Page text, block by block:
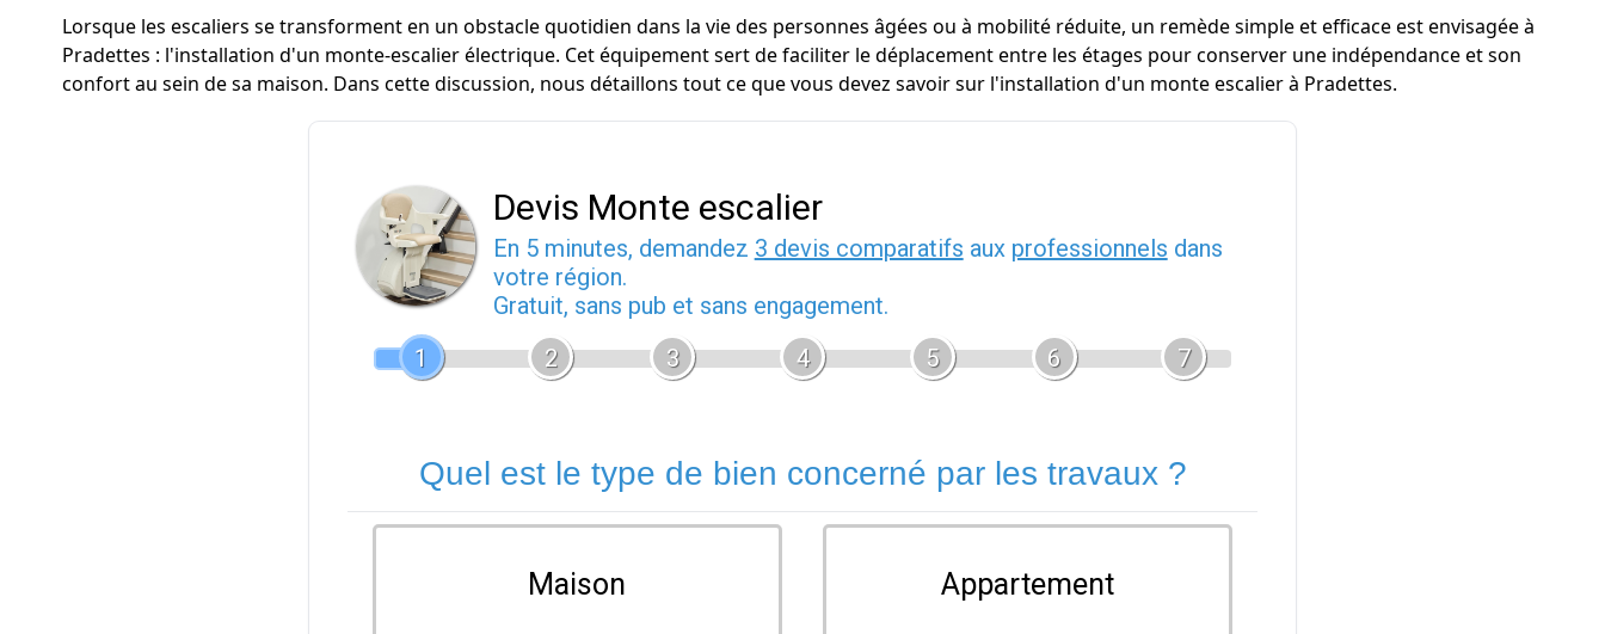
Lorsque les escaliers se transforment en un obstacle quotidien dans la vie des personnes âgées ou à mobilité réduite, un remède simple et efficace est envisagée à
Pradettes : l'installation d'un monte-escalier électrique. Cet équipement sert de faciliter le déplacement entre les étages pour conserver une indépendance et son
confort au sein de sa maison. Dans cette discussion, nous détaillons tout ce que vous devez savoir sur l'installation d'un monte escalier à Pradettes.
Devis Monte escalier
En 5 minutes, demandez 3 devis comparatifs aux professionnels dans
votre région.
Gratuit, sans pub et sans engagement.
1
2 3 4 5 6 7
Quel est le type de bien concerné par les travaux ?
Maison Appartement